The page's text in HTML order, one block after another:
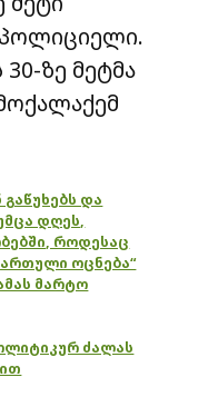
პოლიციელი.
ზე მეტმა
და
დღეს,
როდესაც
ოცნება“
მარტო
ძალას